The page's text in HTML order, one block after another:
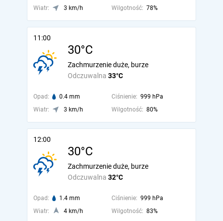
Wiatr:
3 km/h Wilgotność: 78%
11:00
30°C
Odczuwalna 33°C
Zachmurzenie duże, burze
Opad: 0.4 mm Ciśnienie: 999 hPa
Wiatr:
3 km/h Wilgotność: 80%
12:00
30°C
Odczuwalna 32°C
Zachmurzenie duże, burze
Opad: 1.4 mm Ciśnienie: 999 hPa
Wiatr:
4 km/h Wilgotność: 83%